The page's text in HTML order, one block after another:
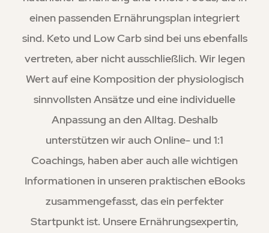
einen passenden Ernährungsplan integriert
sind. Keto und Low Carb sind bei uns ebenfalls
vertreten, aber nicht ausschließlich. Wir legen
Wert auf eine Komposition der physiologisch
sinnvollsten Ansätze und eine individuelle
Anpassung an den Alltag. Deshalb
unterstützen wir auch Online- und 1:1
Coachings, haben aber auch alle wichtigen
Informationen in unseren praktischen eBooks
zusammengefasst, das ein perfekter
Startpunkt ist. Unsere Ernährungsexpertin,